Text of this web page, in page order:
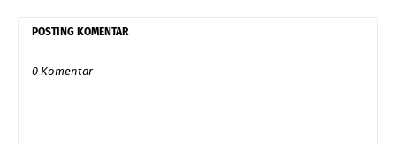
POSTING KOMENTAR
0 Komentar